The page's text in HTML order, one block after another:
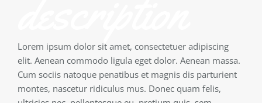
Lorem ipsum dolor sit amet, consectetuer adipiscing
elit. Aenean commodo ligula eget dolor. Aenean massa.
Cum sociis natoque penatibus et magnis dis parturient
montes, nascetur ridiculus mus. Donec quam felis,